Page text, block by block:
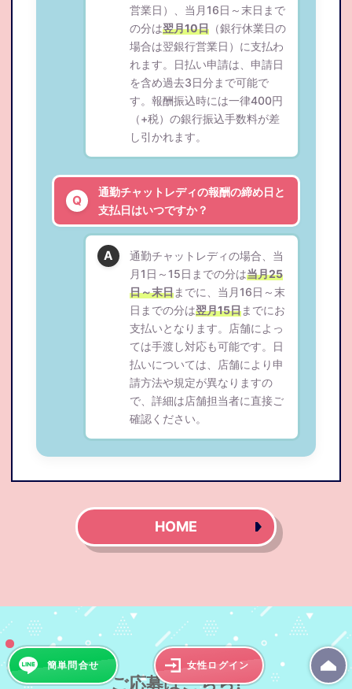
営業日）、当月16日～末日まで
の分は翌月10日 （銀行休業日の
場合は翌銀行営業日）に支払わ
れます。日払い申請は、申請日
を含め過去3日分まで可能で
す。報酬振込時には一律400円
（+税）の銀行振込手数料が差
し引かれます。
通勤チャットレディの報酬の締め日と
支払日はいつですか？
通勤チャットレディの場合、当
月1日～15日までの分は当月25
日～末日までに、当月16日～末
日までの分は翌月15日までにお
支払いとなります。店舗によっ
ては手渡し対応も可能です。日
払いについては、店舗により申
請方法や規定が異なりますの
で、詳細は店舗担当者に直接ご
確認ください。
HOME
ご応募はこちら!
簡単問合せ 女性ログイン